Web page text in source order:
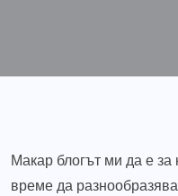
Макар блогът ми да е за
време да